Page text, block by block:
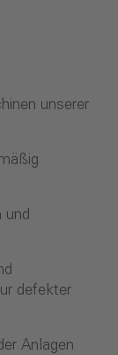
unserer
und
defekter
Anlagen